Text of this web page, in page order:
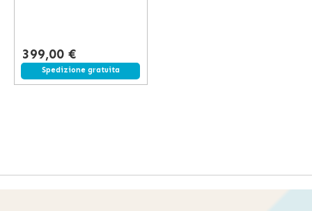
399,00 €
Spedizione gratuita